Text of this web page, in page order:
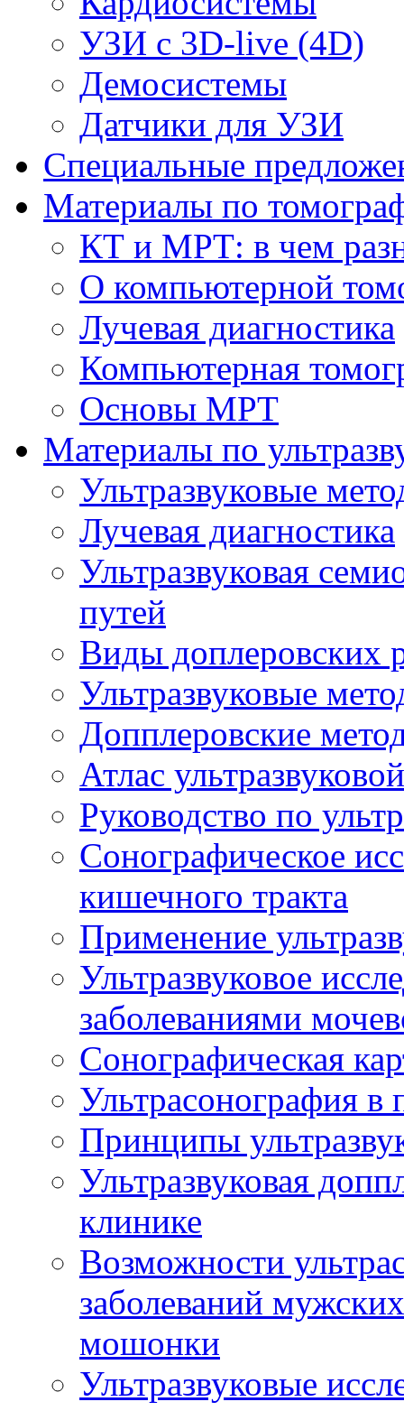
УЗИ с 3D-live (4D)
Демосистемы
Датчики для УЗИ
Cпециальные
Материалы по
КТ и МРТ: в чем
О компьютерной
Лучевая диагностика
Компьютерная
Основы МРТ
Материалы по
Ультразвуковые
Лучевая диагностика
Ультразвуковая
путей
Виды доплеровских
Ультразвуковые
Допплеровские
Атлас
Руководство по
Сонографическое
кишечного тракта
Применение
Ультразвуковое
заболеваниями
Сонографическая
Ультрасонография в
Принципы
Ультразвуковая
клинике
Возможности
заболеваний
мошонки
Ультразвуковые